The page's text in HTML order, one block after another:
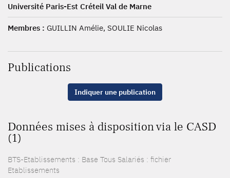
Université Paris-Est Créteil Val de Marne
Membres : GUILLIN Amélie, SOULIE Nicolas
Publications
Indiquer une publication
Données mises à disposition via le CASD
(1)
BTS-Etablissements : Base Tous Salariés : fichier
Etablissements